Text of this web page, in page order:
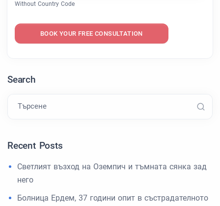
Without Country Code
BOOK YOUR FREE CONSULTATION
Search
Търсене
Recent Posts
Светлият възход на Оземпич и тъмната сянка зад
него
Болница Ердем, 37 години опит в състрадателното